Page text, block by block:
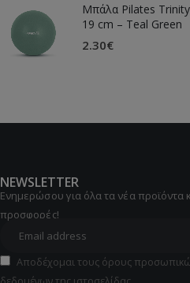
Μπάλα Pilates
19 cm – Teal Green
2.30€
NEWSLETTER
Ενημερώσου για όλα τα νέα προϊόντα
προσφορές!
Αποδέχομαι τους όρους